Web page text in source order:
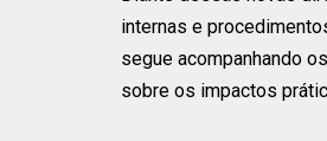
internas e
segue acompanhando
sobre os impactos